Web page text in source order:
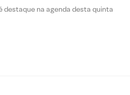
destaque na agenda desta quinta